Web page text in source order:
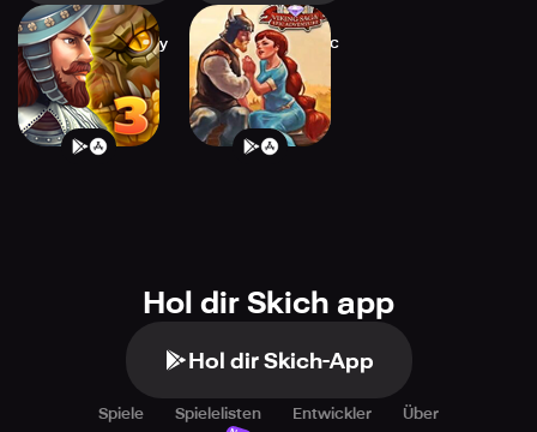
Adelantado Trilogy
Book Three
Viking Saga 3: Epic
Adventure
Hol dir Skich app
Hol dir Skich-App
Spiele Spielelisten Entwickler Über